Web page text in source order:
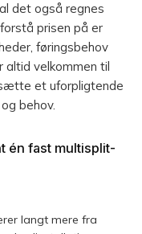
det også regnes
prisen på er
føringsbehov
velkommen til
et uforpligtende
behov.
én fast multisplit-
langt mere fra